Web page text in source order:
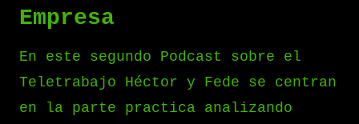
Empresa
En este segundo Podcast sobre el
Teletrabajo Héctor y Fede se centran
en la parte practica analizando